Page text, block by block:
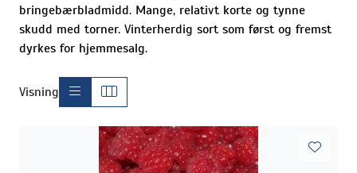
bringebærbladmidd. Mange, relativt korte og tynne
skudd med torner. Vinterherdig sort som først og fremst
dyrkes for hjemmesalg.
Visning